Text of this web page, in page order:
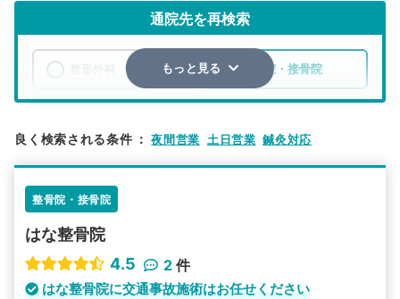
通院先を再検索
整骨院・接骨院
検索する
駅から探す 院名から探す
もっと見る
良く検索される条件 ： 夜間営業 土日営業 鍼灸対応
整骨院・接骨院
はな整骨院
4.5
2 件
はな整骨院に交通事故施術はお任せください